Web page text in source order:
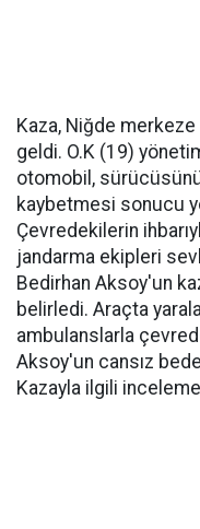
Kaza, Niğde
geldi. O.K (19)
otomobil,
kaybetmesi sonucu
Çevredekilerin
jandarma ekipleri
Bedirhan Aksoy'un
belirledi. Araçta
ambulanslarla
Aksoy'un cansız
Kazayla ilgili inceleme